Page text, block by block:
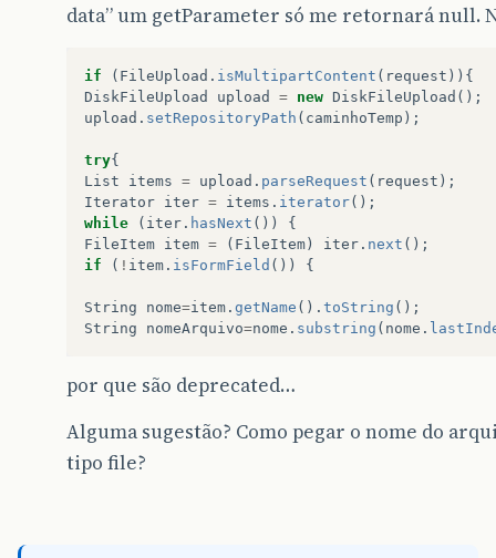
data” um getParameter só me retornará null.
if ( FileUpload . isMultipartContent ( request )){
DiskFileUpload
upload = new DiskFileUpload ();
upload . setRepositoryPath ( caminhoTemp );
try{
List
items = upload . parseRequest ( request );
Iterator iter = items . iterator();
while
( iter . hasNext ())
{
FileItem item = ( FileItem ) iter . next ();
if
( ! item . isFormField ()) {
String nome=item . getName (). toString ();
String
nomeArquivo=nome . substring ( nome .
por que são deprecated…
Alguma sugestão? Como pegar o nome do
tipo file?